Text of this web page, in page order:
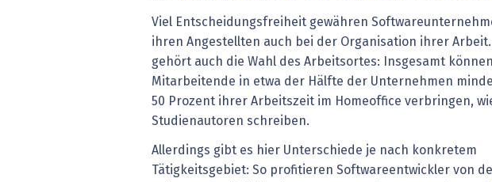
Viel Entscheidungsfreiheit gewähren
ihren Angestellten auch bei der Organisation ihrer Arbeit.
gehört auch die Wahl des Arbeitsortes: Insgesamt können
Mitarbeitende in etwa der Hälfte der Unternehmen
50 Prozent ihrer Arbeitszeit im Homeoffice verbringen,
Studienautoren schreiben.
Allerdings gibt es hier Unterschiede je nach konkretem
Tätigkeitsgebiet: So profitieren Softwareentwickler von